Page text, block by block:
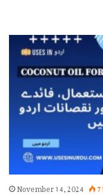
November 14, 2024 71